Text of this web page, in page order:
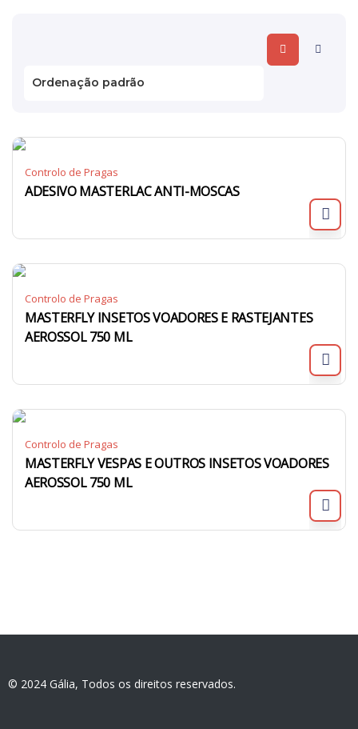
Controlo de Pragas
ADESIVO MASTERLAC ANTI-MOSCAS
Controlo de Pragas
MASTERFLY INSETOS VOADORES E RASTEJANTES
AEROSSOL 750 ML
Controlo de Pragas
MASTERFLY VESPAS E OUTROS INSETOS VOADORES
AEROSSOL 750 ML
© 2024 Gália, Todos os direitos reservados.